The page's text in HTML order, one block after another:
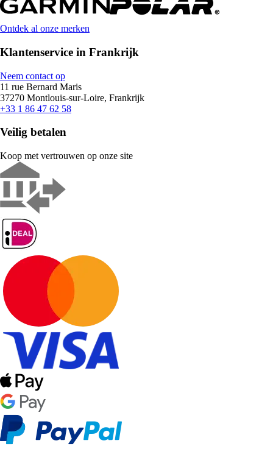
Ontdek al onze merken
Klantenservice in Frankrijk
Neem contact op
11 rue Bernard Maris
37270 Montlouis-sur-Loire, Frankrijk
+33 1 86 47 62 58
Veilig betalen
Koop met vertrouwen op onze site